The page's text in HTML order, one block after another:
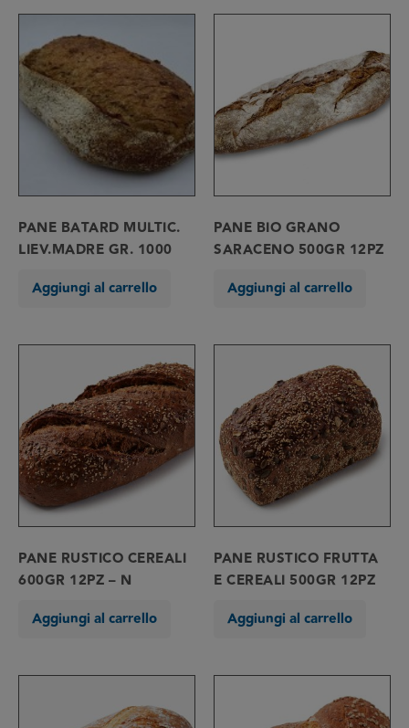
PANE BATARD MULTIC.
LIEV.MADRE GR. 1000
Aggiungi al carrello
PANE BIO GRANO
SARACENO 500GR 12PZ
Aggiungi al carrello
PANE RUSTICO CEREALI
600GR 12PZ – N
Aggiungi al carrello
PANE RUSTICO FRUTTA
E CEREALI 500GR 12PZ
Aggiungi al carrello